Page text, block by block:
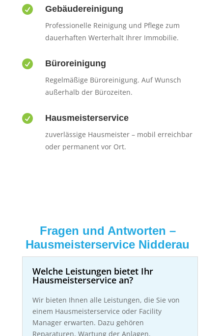
 Gebäudereinigung
Professionelle Reinigung und Pflege zum
dauerhaften Werterhalt Ihrer Immobilie.
 Büroreinigung
Regelmäßige Büroreinigung. Auf Wunsch
außerhalb der Bürozeiten.
 Hausmeisterservice
zuverlässige Hausmeister – mobil erreichbar
oder permanent vor Ort.
Fragen und Antworten –
Hausmeisterservice Nidderau
Welche Leistungen bietet Ihr
Hausmeisterservice an?
Wir bieten Ihnen alle Leistungen, die Sie von
einem Hausmeisterservice oder Facility
Manager erwarten. Dazu gehören
Reparaturen, Wartung der Anlagen,